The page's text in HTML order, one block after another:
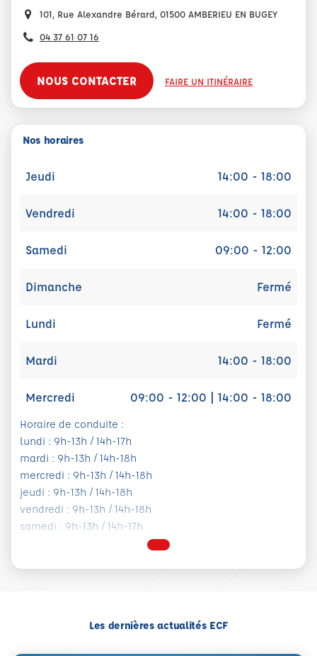
101, Rue Alexandre Bérard, 01500 AMBERIEU EN BUGEY
04 37 61 07 16
NOUS CONTACTER FAIRE UN ITINÉRAIRE
Nos horaires
Jeudi 14:00 - 18:00
Vendredi 14:00 - 18:00
Samedi 09:00 - 12:00
Dimanche Fermé
Lundi Fermé
Mardi 14:00 - 18:00
Mercredi 09:00 - 12:00 | 14:00 - 18:00
Horaire de conduite :
lundi : 9h-13h / 14h-17h
mardi : 9h-13h / 14h-18h
mercredi : 9h-13h / 14h-18h
jeudi : 9h-13h / 14h-18h
vendredi : 9h-13h / 14h-18h
samedi : 9h-13h / 14h-17h
Les dernières actualités ECF